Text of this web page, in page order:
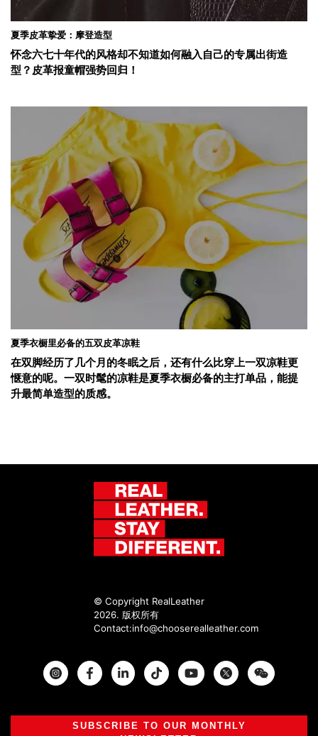
夏季皮革挚爱：摩登造型
怀念六七十年代的风格却不知道如何融入自己的专属出街造
型？皮革报童帽强势回归！
夏季衣橱里必备的五双皮革凉鞋
在双脚经历了几个月的冬眠之后，还有什么比穿上一双凉鞋更
惬意的呢。一双时髦的凉鞋是夏季衣橱必备的主打单品，能提
升最简单造型的质感。
© Copyright RealLeather
2026. 版权所有
Contact:info@chooserealleather.com
InstagramFacebook Twitter
SUBSCRIBE TO OUR MONTHLY